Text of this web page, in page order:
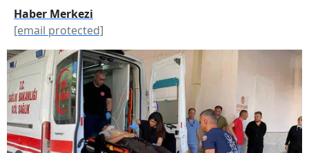
Haber Merkezi
[email protected]